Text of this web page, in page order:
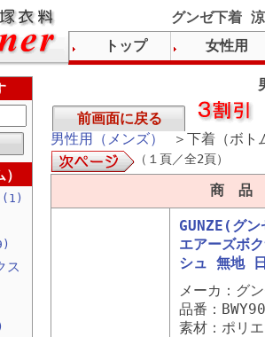
グンゼ下着
前画面に戻る
男性用（メンズ）
＞下着（ボト
（１頁／全2頁）
商 品
GUNZE(グ
エアーズボ
シュ 無地
メーカ：グン
品番：
素材：ポリ
(1)
ス
トップ 女性用